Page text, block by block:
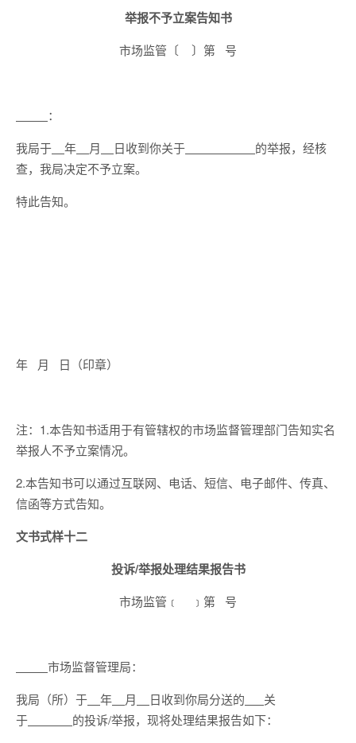
举报不予立案告知书
市场监管〔 〕第 号
：
我局于
年 月 日收到你关于
的举报，经核
查，我局决定不予立案。
特此告知。
年 月 日（印章）
注：1.本告知书适用于有管辖权的市场监督管理部门告知实名
举报人不予立案情况。
2.本告知书可以通过互联网、电话、短信、电子邮件、传真、
信函等方式告知。
文书式样十二
投诉/举报处理结果报告书
市场监管﹝ ﹞第 号
市场监督管理局：
我局（所）于
年 月 日收到你局分送的
关
于
的投诉/举报，现将处理结果报告如下：